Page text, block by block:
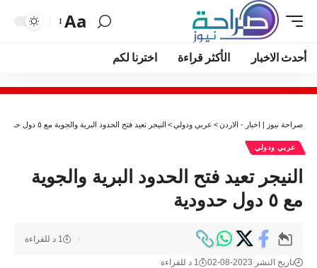
Aa
أحدث الاخبار الأكثر قراءة اخترنا لكم
صراحة نيوز | اخبار - الاردن> عربي ودولي> النيجر تعيد فتح الحدود البرية والجوية مع ٥ دول حدودية
عربي ودولي
النيجر تعيد فتح الحدود البرية والجوية
مع ٥ دول حدودية
تاريخ النشر 2023-08-02 1 د للقراءة
1 د للقراءة